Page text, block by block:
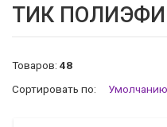
ТИК
Товаров: 48
Сортировать по:
Умолчанию